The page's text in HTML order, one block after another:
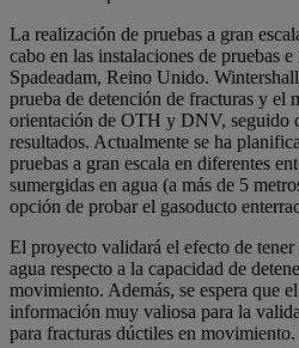
La realización de pruebas a gran
cabo en las instalaciones de pruebas
Spadeadam, Reino Unido.
prueba de detención de fracturas y el
orientación de OTH y DNV, seguido
resultados. Actualmente se ha
pruebas a gran escala en diferentes
sumergidas en agua (a más de 5
opción de probar el gasoducto
El proyecto validará el efecto de
agua respecto a la capacidad de
movimiento. Además, se espera que
información muy valiosa para la
para fracturas dúctiles en movimiento.